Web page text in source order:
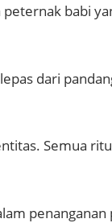
babi
dari
Semua
penanganan